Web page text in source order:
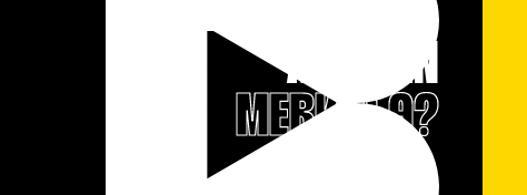
BEDRIJF TOE
AAN EEN
MERK 2.0?